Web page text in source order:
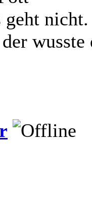
geht nicht.